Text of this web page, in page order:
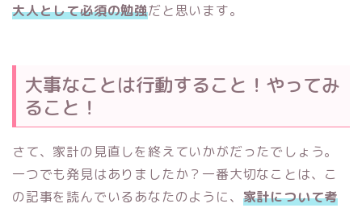
大人として必須の勉強だと思います。
大事なことは行動すること！やってみ
ること！
さて、家計の見直しを終えていかがだったでしょう。
一つでも発見はありましたか？一番大切なことは、こ
の記事を読んでいるあなたのように、 家計について考